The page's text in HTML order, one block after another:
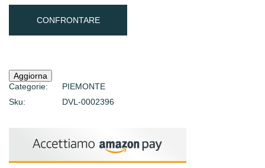
CONFRONTARE
Categorie:
PIEMONTE
Sku:
DVL-0002396